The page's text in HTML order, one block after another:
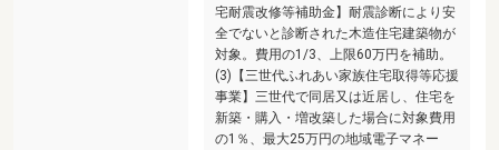
宅耐震改修等補助金】耐震診断により安
全でないと診断された木造住宅建築物が
対象。費用の1/3、上限60万円を補助。
(3)【三世代ふれあい家族住宅取得等応援
事業】三世代で同居又は近居し、住宅を
新築・購入・増改築した場合に対象費用
の1％、最大25万円の地域電子マネー